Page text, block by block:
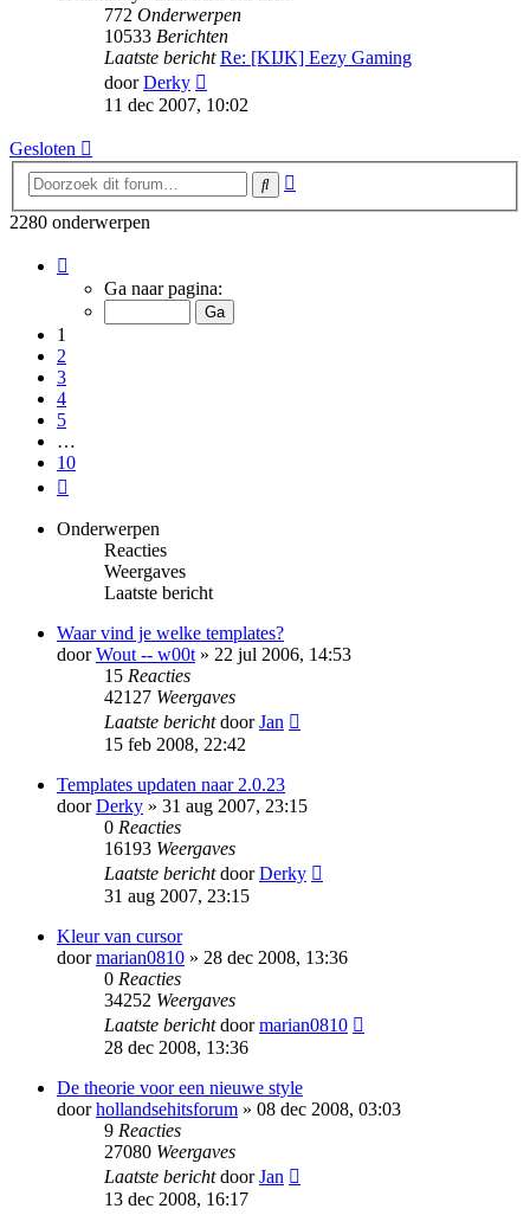
772 Onderwerpen
10533 Berichten
Laatste bericht Re: [KIJK] Eezy Gaming
doorDerky
laatste
11 dec 2007, 10:02
Gesloten
Zoek
2280 onderwerpen
van
Ga naar pagina:
1
2
3
4
5
…
10
Onderwerpen
Reacties
Weergaves
Laatste bericht
Waar vind je welke templates?
doorWout -- w00t» 22 jul 2006, 14:53
15 Reacties
42127 Weergaves
Laatste berichtdoorJan
15 feb 2008, 22:42
Templates updaten naar 2.0.23
doorDerky » 31 aug 2007, 23:15
0 Reacties
16193 Weergaves
Laatste berichtdoorDerky
31 aug 2007, 23:15
Kleur van cursor
doormarian0810 » 28 dec 2008, 13:36
0 Reacties
34252 Weergaves
Laatste berichtdoormarian0810
28 dec 2008, 13:36
De theorie voor een nieuwe style
doorhollandsehitsforum » 08 dec 2008, 03:03
9 Reacties
27080 Weergaves
Laatste berichtdoorJan
13 dec 2008, 16:17